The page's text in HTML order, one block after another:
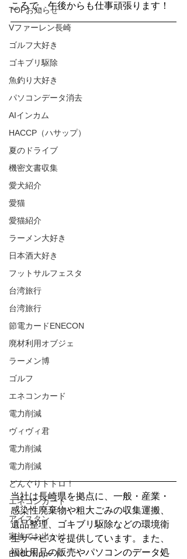
TOPお知らせ
Vファーレン長崎
ゴルフ大好き
ゴキブリ駆除
魚釣り大好き
パソコンデータ消去
AIインカム
HACCP（ハサップ）
夏のドライブ
機密文書収集
愛犬紹介
愛猫
愛猫紹介
ラーメン大好き
日本酒大好き
フットサルフェスタ
台湾旅行
台湾旅行
節電カードENECON
廃材利用オブジェ
ラーメン博
ゴルフ
エネコンカード
電力削減
ヴィヴィ君
電力削減
電力削減
どんぐりトトロ！
エネコンカード
アイスタン
家族でお出かけ
ENCONカード
ころで、午後からも仕事頑張ります！
当社は長崎県を拠点に、一般・産業・
感染性廃棄物や粗大ごみの収集運搬、
遺品整理、ゴキブリ駆除などの環境衛
生サービスを提供しています。また、
福祉用品の販売やパソコンのデータ処